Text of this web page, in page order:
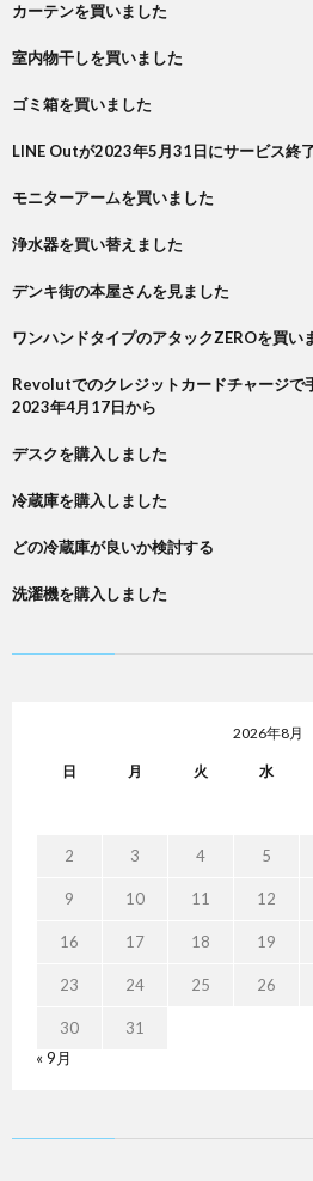
カーテンを買いました
室内物干しを買いました
ゴミ箱を買いました
LINE Outが2023年5月31日にサービス終
モニターアームを買いました
浄水器を買い替えました
デンキ街の本屋さんを見ました
ワンハンドタイプのアタックZEROを買い
Revolutでのクレジットカードチャージで
2023年4月17日から
デスクを購入しました
冷蔵庫を購入しました
どの冷蔵庫が良いか検討する
洗濯機を購入しました
2026年8月
日 月 火 水
2 3 4 5
9 10 11 12
16 17 18 19
23 24 25 26
30
31
« 9月